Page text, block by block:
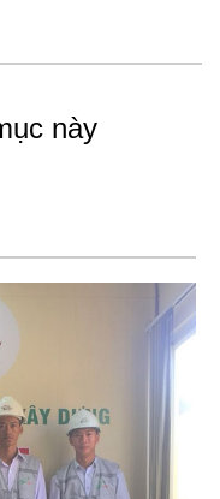
này